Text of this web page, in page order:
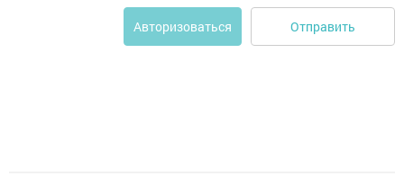
Авторизоваться Отправить